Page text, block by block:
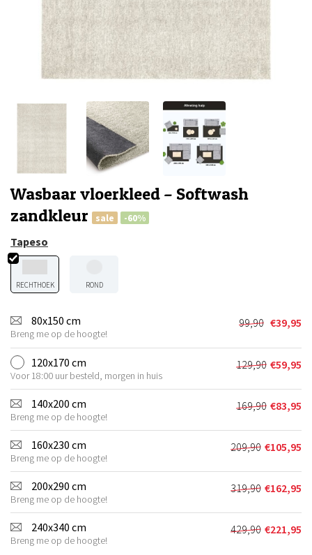
Wasbaar vloerkleed – Softwash
zandkleur
sale -60%
Tapeso
RECHTHOEK ROND
80x150 cm
Breng me op de hoogte!
99,90
prijs
was:
€99,90.
€39,95
Huidige
prijs
is:
€39,95.
120x170 cm
Voor 18:00 uur besteld, morgen in huis
129,90
prijs
was:
€129,90.
€59,95
Huidige
prijs
is:
€59,95.
140x200 cm
Breng me op de hoogte!
169,90
prijs
was:
€169,90.
€83,95
Huidige
prijs
is:
€83,95.
160x230 cm
Breng me op de hoogte!
209,90
prijs
was:
€209,90.
€105,95
Huidige
prijs
is:
€105,95.
200x290 cm
Breng me op de hoogte!
319,90
prijs
was:
€319,90.
€162,95
Huidige
prijs
is:
€162,95.
240x340 cm
Breng me op de hoogte!
429,90 €221,95
Huidige